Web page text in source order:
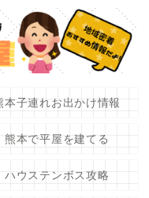
本子連れお出かけ情報
熊本で平屋を建てる
ハウステンボス攻略